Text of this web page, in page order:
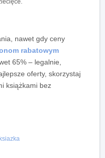
nawet gdy ceny
rabatowym
65% – legalnie,
oferty, skorzystaj
książkami bez